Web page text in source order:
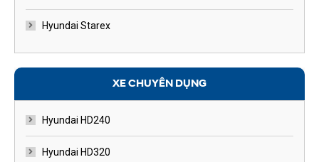
Hyundai Starex
XE CHUYÊN DỤNG
Hyundai HD240
Hyundai HD320